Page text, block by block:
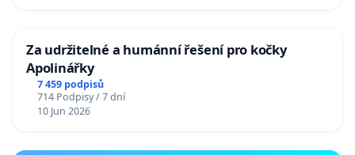
Za udržitelné a humánní řešení pro kočky
Apolinářky
7 459 podpisů
714 Podpisy / 7 dní
10 Jun 2026